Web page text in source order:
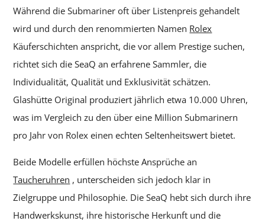
Während die Submariner oft über Listenpreis gehandelt
wird und durch den renommierten Namen Rolex
Käuferschichten anspricht, die vor allem Prestige suchen,
richtet sich die SeaQ an erfahrene Sammler, die
Individualität, Qualität und Exklusivität schätzen.
Glashütte Original produziert jährlich etwa 10.000 Uhren,
was im Vergleich zu den über eine Million Submarinern
pro Jahr von Rolex einen echten Seltenheitswert bietet.
Beide Modelle erfüllen höchste Ansprüche an
Taucheruhren , unterscheiden sich jedoch klar in
Zielgruppe und Philosophie. Die SeaQ hebt sich durch ihre
Handwerkskunst, ihre historische Herkunft und die